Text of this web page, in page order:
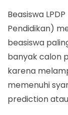
Wajib dari
Sertifikat
Implikasi bagi
Beasiswa Lain
Peran
Beasiswa
Pendidikan)
beasiswa
banyak calon
karena
memenuhi
prediction